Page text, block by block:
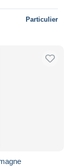
Particulier